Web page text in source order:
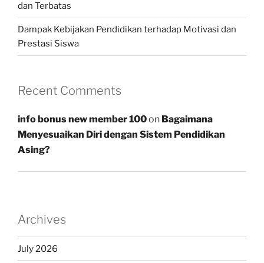
dan Terbatas
Dampak Kebijakan Pendidikan terhadap Motivasi dan
Prestasi Siswa
Recent Comments
info bonus new member 100on Bagaimana
Menyesuaikan Diri dengan Sistem Pendidikan
Asing?
Archives
July 2026